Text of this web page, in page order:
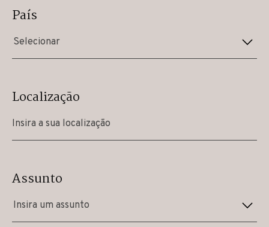
País
Selecionar
Localização
Assunto
Insira um assunto